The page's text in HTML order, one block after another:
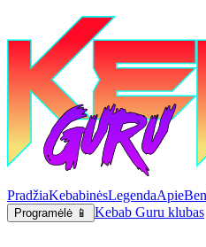
PradžiaKebabinėsLegendaApie
Programėlė 📱 Kebab Guru klubas